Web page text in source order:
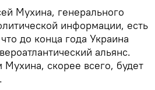
Мухина, генерального
информации, есть
до конца года Украина
альянс.
скорее всего, будет